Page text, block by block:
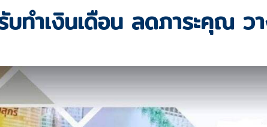
บทำเงินเดือน ลดภาระคุณ ว